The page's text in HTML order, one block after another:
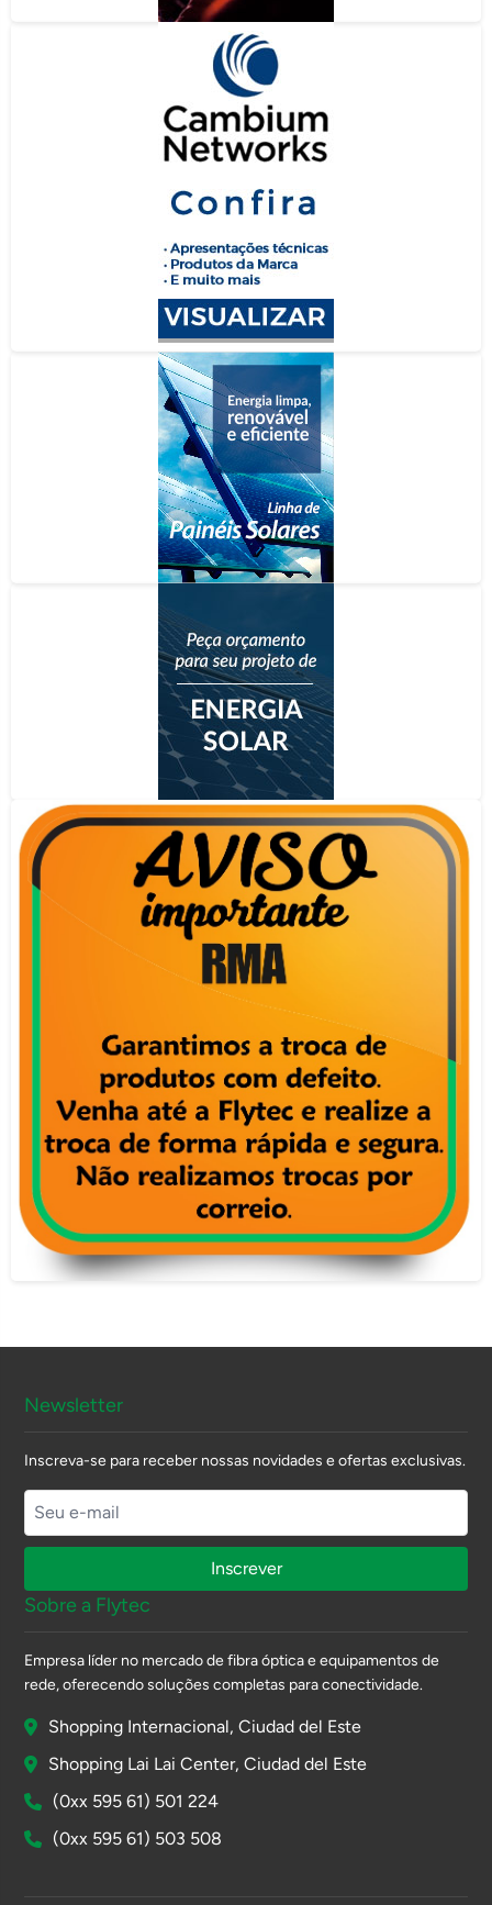
Sobre a Flytec
Empresa líder no mercado de fibra óptica e equipamentos de
rede, oferecendo soluções completas para conectividade.
Shopping Internacional, Ciudad del Este
Shopping Lai Lai Center, Ciudad del Este
(0xx 595 61) 501 224
(0xx 595 61) 503 508
Newsletter
Inscreva-se para receber nossas novidades e ofertas exclusivas.
Inscrever